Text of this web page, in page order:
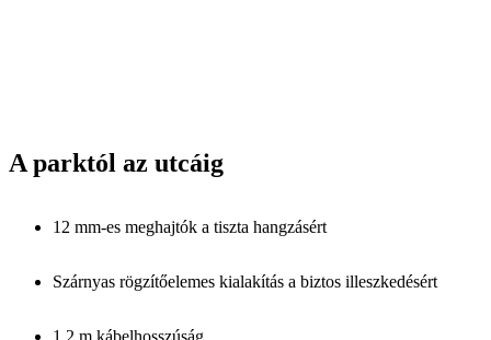
A parktól az utcáig
12 mm-es meghajtók a tiszta hangzásért
Szárnyas rögzítőelemes kialakítás a biztos illeszkedésért
1,2 m kábelhosszúság